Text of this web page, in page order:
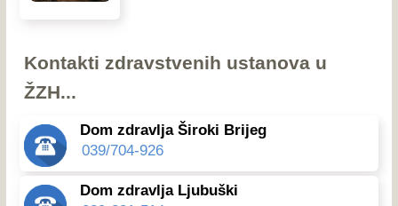
Kontakti zdravstvenih ustanova u
ŽZH...
Dom zdravlja Široki Brijeg
039/704-926
Dom zdravlja Ljubuški